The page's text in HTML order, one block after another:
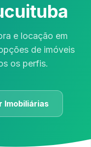
e locação em
de imóveis
os perfis.
Imobiliárias